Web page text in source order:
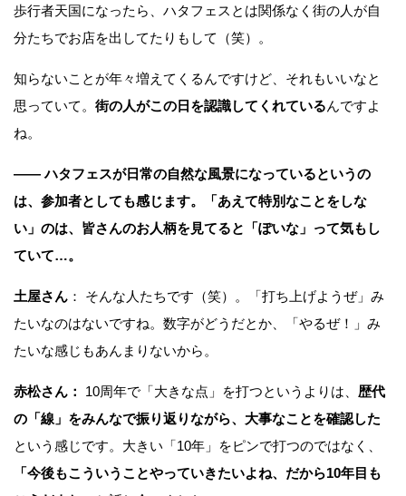
歩行者天国になったら、ハタフェスとは関係なく街の人が自
分たちでお店を出してたりもして（笑）。
知らないことが年々増えてくるんですけど、それもいいなと
思っていて。 街の人がこの日を認識してくれているんですよ
ね。
——ハタフェスが日常の自然な風景になっているというの
は、参加者としても感じます。「あえて特別なことをしな
い」のは、皆さんのお人柄を見てると「ぽいな」って気もし
ていて…。
土屋さん ： そんな人たちです（笑）。「打ち上げようぜ」み
たいなのはないですね。数字がどうだとか、「やるぜ！」み
たいな感じもあんまりないから。
赤松さん： 10周年で「大きな点」を打つというよりは、 歴代
の「線」をみんなで振り返りながら、大事なことを確認した
という感じです。大きい「10年」をピンで打つのではなく、
「今後もこういうことやっていきたいよね、だから10年目も